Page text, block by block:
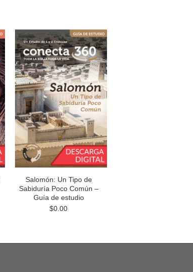
Salomón: Un Tipo de
Sabiduría Poco Común –
Guía de estudio
$0.00